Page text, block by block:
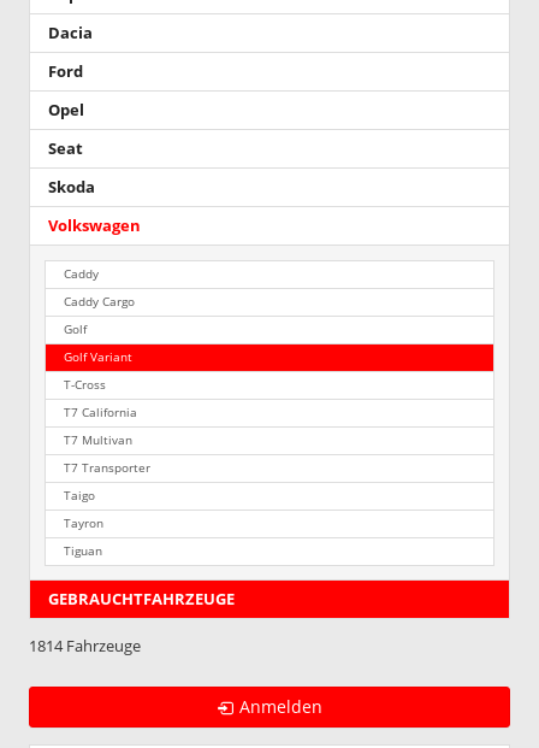
Dacia
Ford
Opel
Seat
Skoda
Volkswagen
Caddy
Caddy Cargo
Golf
Golf Variant
T-Cross
T7 California
T7 Multivan
T7 Transporter
Taigo
Tayron
Tiguan
GEBRAUCHTFAHRZEUGE
1814 Fahrzeuge
Anmelden